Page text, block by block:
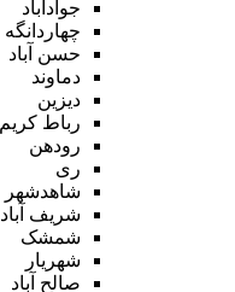
جوادآباد
چهاردانگه
حسن آباد
دماوند
دیزین
رباط کریم
رودهن
ری
شاهدشهر
شریف آباد
شمشک
شهریار
صالح آباد